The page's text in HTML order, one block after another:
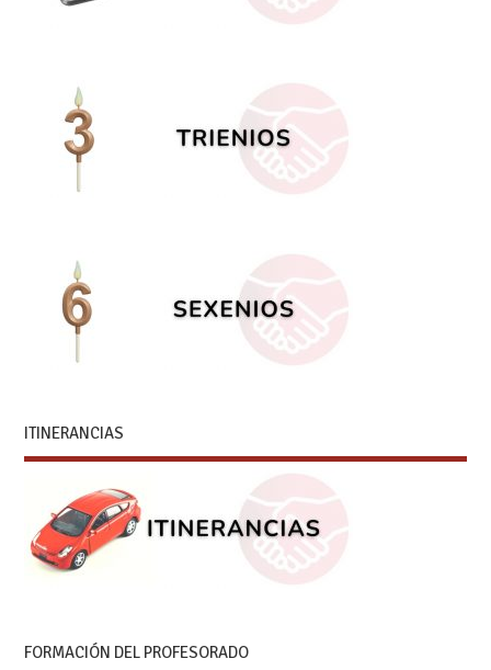
ITINERANCIAS
FORMACIÓN DEL PROFESORADO